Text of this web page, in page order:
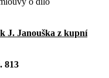
J. Janouška z kupní
813